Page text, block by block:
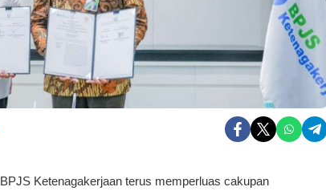
BPJS Ketenagakerjaan terus memperluas cakupan